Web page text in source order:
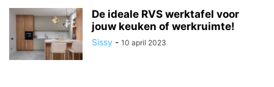
De ideale RVS werktafel voor
jouw keuken of werkruimte!
Sissy - 10 april 2023